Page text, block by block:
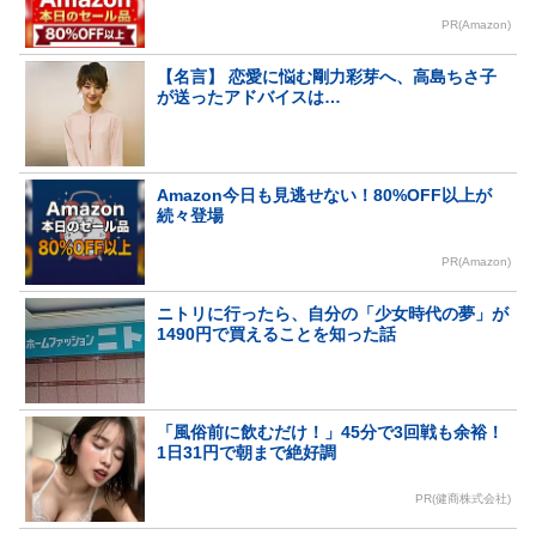
PR(Amazon)
【名言】 恋愛に悩む剛力彩芽へ、高島ちさ子
が送ったアドバイスは…
Amazon今日も見逃せない！80%OFF以上が
続々登場
PR(Amazon)
ニトリに行ったら、自分の「少女時代の夢」が
1490円で買えることを知った話
「風俗前に飲むだけ！」45分で3回戦も余裕！
1日31円で朝まで絶好調
PR(健商株式会社)